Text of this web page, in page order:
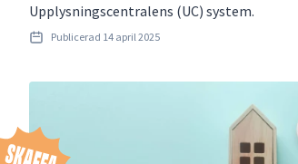
Upplysningscentralens (UC) system.
Publicerad 14 april 2025